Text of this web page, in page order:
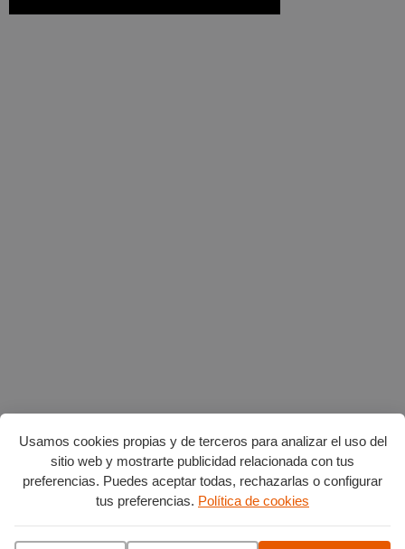
Usamos cookies propias y de terceros para analizar el uso del
sitio web y mostrarte publicidad relacionada con tus
preferencias. Puedes aceptar todas, rechazarlas o configurar
tus preferencias. Política de cookies